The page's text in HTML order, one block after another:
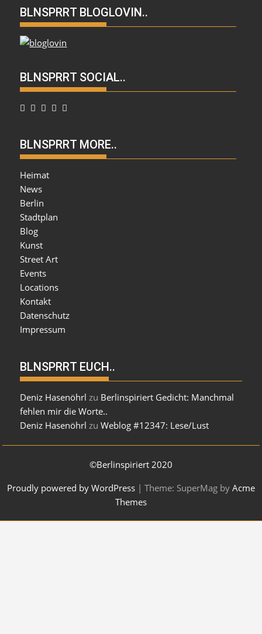
BLNSPRRT BLOGLOVIN..
BLNSPRRT SOCIAL..
BLNSPRRT MORE..
Heimat
News
Berlin
Stadtplan
Blog
Kunst
Street Art
Events
Locations
Kontakt
Datenschutz
Impressum
BLNSPRRT EUCH..
Deniz Hasenöhrl zu Berlinspiriert Gedicht: Manchmal
fehlen mir die Worte..
Deniz Hasenöhrl zuWeblog #12347: Lese/Lust
©Berlinspiriert 2020
Proudly powered by WordPress | Theme: SuperMag by Acme
Themes